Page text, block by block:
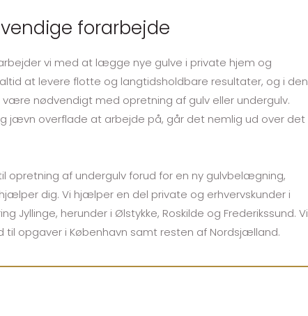
forarbejde
vi med at lægge nye gulve i private hjem og
at levere flotte og langtidsholdbare resultater, og i den
nødvendigt med opretning af gulv eller undergulv.
jævn overflade at arbejde på, går det nemlig ud over det
opretning af undergulv forud for en ny gulvbelægning,
dig. Vi hjælper en del private og erhvervskunder i
Jyllinge, herunder i Ølstykke, Roskilde og Frederikssund. Vi
til opgaver i København samt resten af Nordsjælland.